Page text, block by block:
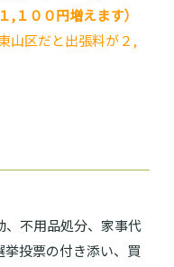
,１００円増えます）
山区だと出張料が２,
、不用品処分、家事代
投票の付き添い、買